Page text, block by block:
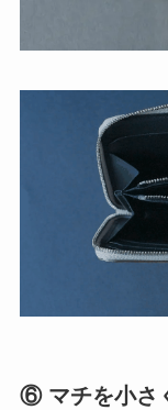
⑥ マチを小さ